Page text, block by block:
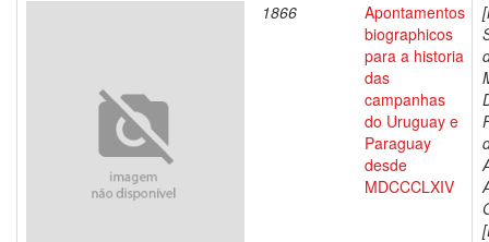
1866
Apontamentos
biographicos
para a historia
das
campanhas
do Uruguay e
Paraguay
desde
MDCCCLXIV